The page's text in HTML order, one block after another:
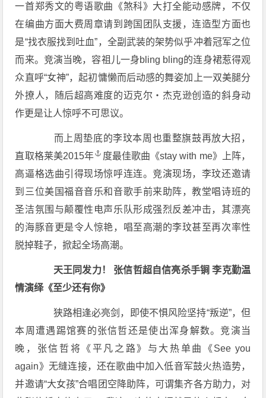
一首郑秀文的粤语歌曲《煞科》大打全能动感牌，不仅
在编曲方面大费周章请到跨国团队支援，连造型方面也
是“找衣服找到吐血”，全副武装的架势似乎冲着冠军之位
而来。竞演当晚，容祖儿一身bling bling的连身裙惹得观
众直呼“女神”，起初慵懒而后动感的舞姿加上一双美腿分
外撩人，随后超高难度的迈克尔・杰克逊创造的斜身动
作更是让人惊呼不可思议。
而上周垫底的李玟本周也重整旗鼓再放大招，
直取格莱美2015年
度最佳歌曲《stay with me》上阵，
高逼格选曲引得现场惊呼连连。竞演现场，李玟还邀请
到三位美国福音音乐和音歌手前来助阵，教堂唱诗班的
圣洁氛围与颠覆性电声乐队形成强烈反差冲击，其漂亮
的海豚音更是令人惊艳，唱至高潮的李玟甚至再次率性
脱掉鞋子，掀起全场高潮。
天王同发力！ 张信哲超自信亮杀手锏 李克勤温
情演绎《至少还有你》
狭路相逢必亮剑，即使不惧风险坚持“叛逆”，但
本周遭遇踢馆赛的张信哲还是使出浑身解数。竞演当
晚，张信哲将《平凡之路》与大热单曲《See you
again》无缝连接，还在歌曲中加入低音军鼓火热造势，
并邀请“大女孩”合唱团空降助阵，可谓集齐各方助力，对